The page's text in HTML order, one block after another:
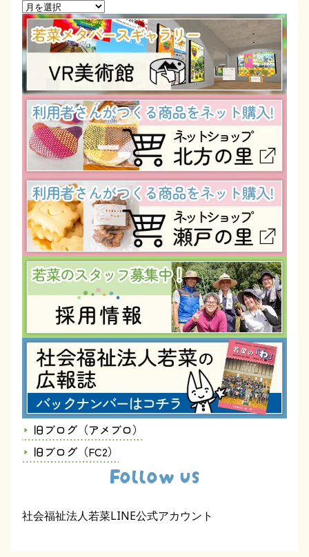
旧ブログ（アメブロ）
旧ブログ（FC2）
Follow us
社会福祉法人若菜LINE公式アカウント